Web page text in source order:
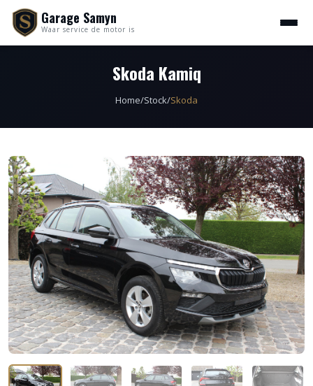
Garage Samyn
Waar service de motor is
Skoda Kamiq
Home/Stock/Skoda